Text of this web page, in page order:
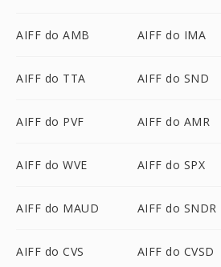
AIFF do AMB AIFF do IMA
AIFF do TTA AIFF do SND
AIFF do PVF AIFF do AMR
AIFF do WVE AIFF do SPX
AIFF do MAUD AIFF do SNDR
AIFF do CVS AIFF do CVSD